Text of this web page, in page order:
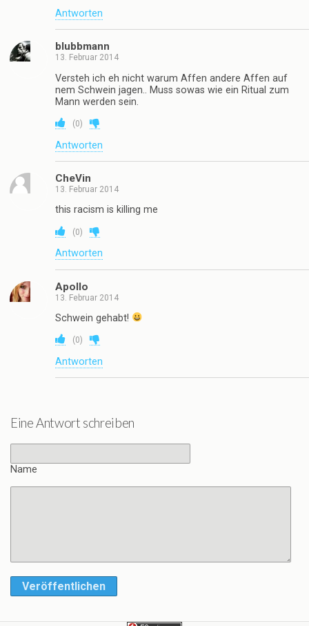
Antworten
blubbmann
13. Februar 2014
Versteh ich eh nicht warum Affen andere Affen auf
nem Schwein jagen.. Muss sowas wie ein Ritual zum
Mann werden sein.
(0)
Antworten
CheVin
13. Februar 2014
this racism is killing me
(0)
Antworten
Apollo
13. Februar 2014
Schwein gehabt!
(0)
Antworten
Eine Antwort schreiben
Name
Veröffentlichen